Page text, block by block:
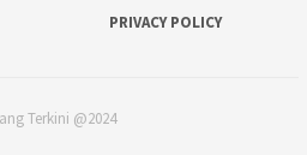
PRIVACY POLICY
Terkini @2024